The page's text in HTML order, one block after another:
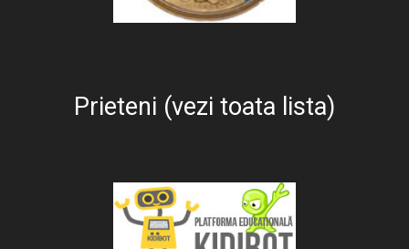
Prieteni (vezi toata lista)